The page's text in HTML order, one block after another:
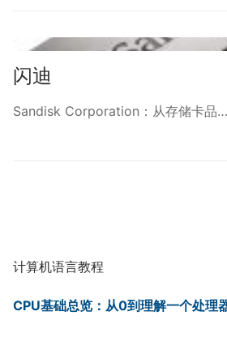
闪迪
Sandisk Corporation：从存储卡品…
计算机语言教程
CPU基础总览：从0到理解一个处理